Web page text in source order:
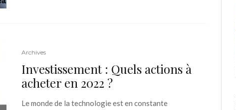
Archives
Investissement : Quels actions à
acheter en 2022 ?
Le monde de la technologie est en constante